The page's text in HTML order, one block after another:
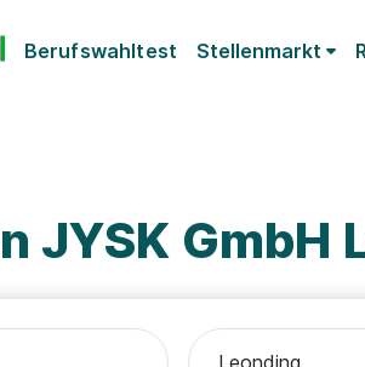
Berufswahltest Stellenmarkt
JYSK GmbH